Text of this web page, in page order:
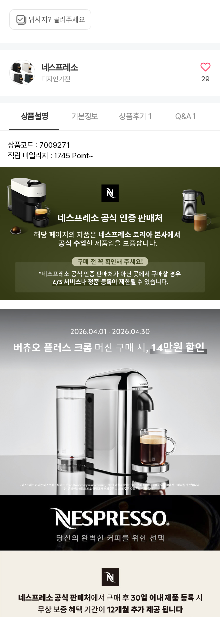
뭐사지? 골라주세요
네스프레소
디자인가전 29
상품설명 기본정보 상품후기 1 Q&A1
상품코드 : 7009271
적립 마일리지 : 1745 Point~